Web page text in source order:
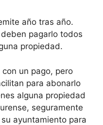
año tras año.
pagarlo todos
propiedad.
un pago, pero
para abonarlo
alguna propiedad
seguramente
ayuntamiento para